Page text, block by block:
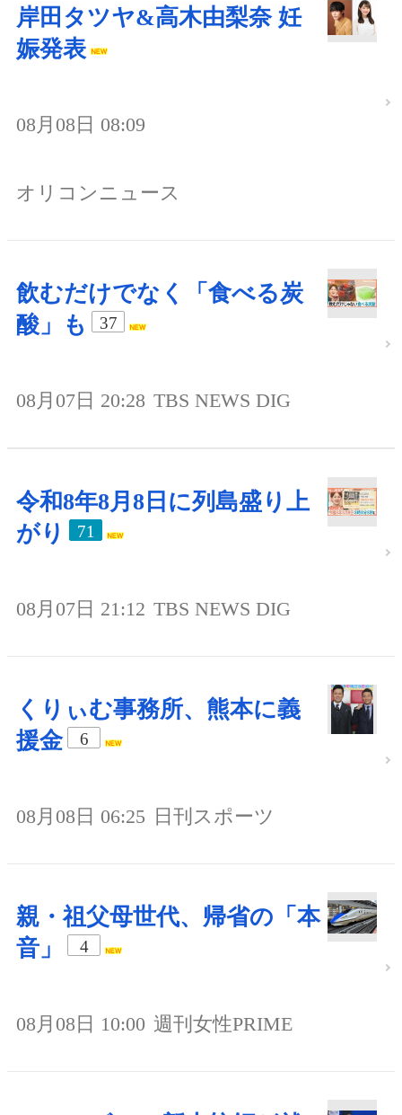
岸田タツヤ&高木由梨奈 妊
娠発表
08月08日 08:09
オリコンニュース
飲むだけでなく「食べる炭
酸」も
37
08月07日 20:28 TBS NEWS DIG
令和8年8月8日に列島盛り上
がり
71
08月07日 21:12 TBS NEWS DIG
くりぃむ事務所、熊本に義
援金
6
08月08日 06:25 日刊スポーツ
親・祖父母世代、帰省の「本
音」
4
08月08日 10:00 週刊女性PRIME